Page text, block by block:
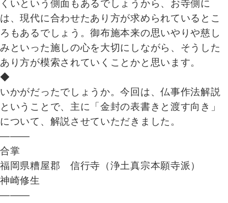
くいという側面もあるでしょうから、お寺側に
は、現代に合わせたあり方が求められているとこ
ろもあるでしょう。御布施本来の思いやりや慈し
みといった施しの心を大切にしながら、そうした
あり方が模索されていくことかと思います。
◆
いかがだったでしょうか。今回は、仏事作法解説
ということで、主に「金封の表書きと渡す向き」
について、解説させていただきました。
―――
合掌
福岡県糟屋郡 信行寺（浄土真宗本願寺派）
神崎修生
―――